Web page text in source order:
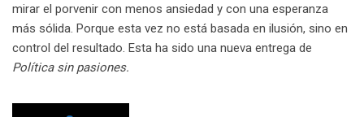
mirar el porvenir con menos ansiedad y con una esperanza
más sólida. Porque esta vez no está basada en ilusión, sino en
control del resultado. Esta ha sido una nueva entrega de
Política sin pasiones.